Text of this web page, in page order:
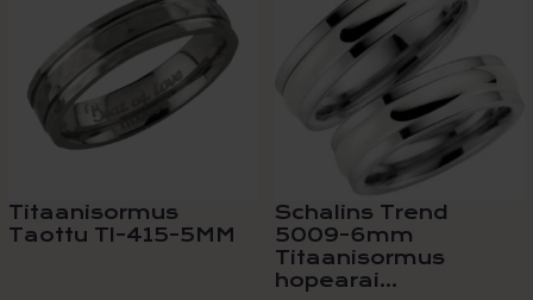
Titaanisormus
Taottu TI-415-5MM
muunnelma.
tehdä
valinnat
tuotteen
Schalins Trend
5009-6mm
Titaanisormus
hopearai...